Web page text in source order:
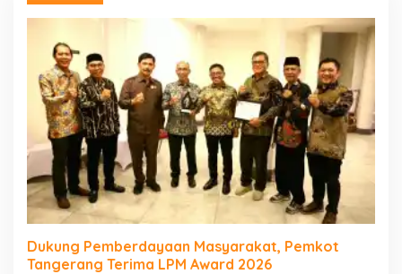
Dukung Pemberdayaan Masyarakat, Pemkot
Tangerang Terima LPM Award 2026